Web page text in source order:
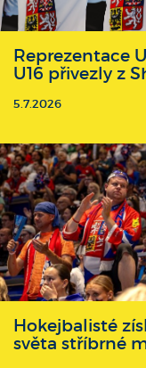
Reprezentace
U16 přivezly z
5.7.2026
Hokejbalisté
světa stříbrné